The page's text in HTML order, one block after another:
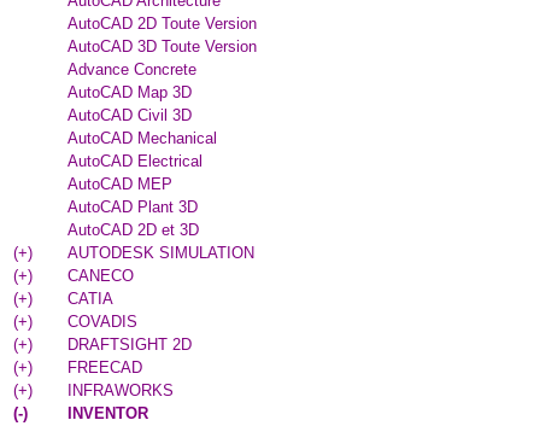
AutoCAD 2D Toute Version
AutoCAD 3D Toute Version
Advance Concrete
AutoCAD Map 3D
AutoCAD Civil 3D
AutoCAD Mechanical
AutoCAD Electrical
AutoCAD MEP
AutoCAD Plant 3D
AutoCAD 2D et 3D
(+)
AUTODESK SIMULATION
(+)
CANECO
(+)
CATIA
(+)
COVADIS
(+)
DRAFTSIGHT 2D
(+)
FREECAD
(+)
INFRAWORKS
(-)
INVENTOR